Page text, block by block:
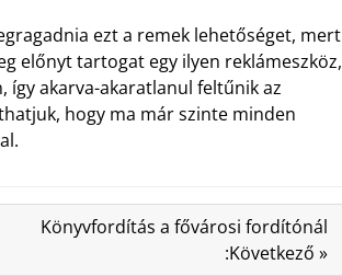
ezt a remek lehetőséget, mert
előnyt tartogat egy ilyen reklámeszköz,
így akarva-akaratlanul feltűnik az
hogy ma már szinte minden
Könyvfordítás a fővárosi fordítónál
:Következő »